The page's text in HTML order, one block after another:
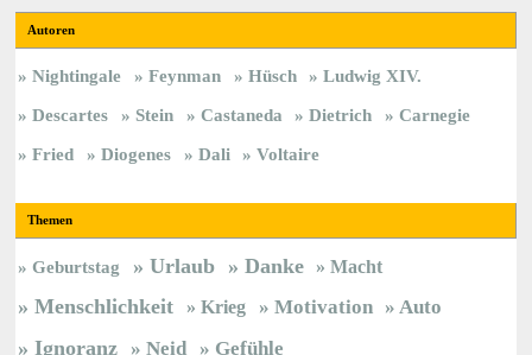
Autoren
Nightingale Feynman Hüsch
Ludwig XIV.
Descartes
Stein Castaneda Dietrich
Carnegie
Fried
Diogenes Dali Voltaire
Themen
Geburtstag Urlaub Danke Macht
Menschlichkeit Krieg Motivation Auto
Ignoranz Neid Gefühle